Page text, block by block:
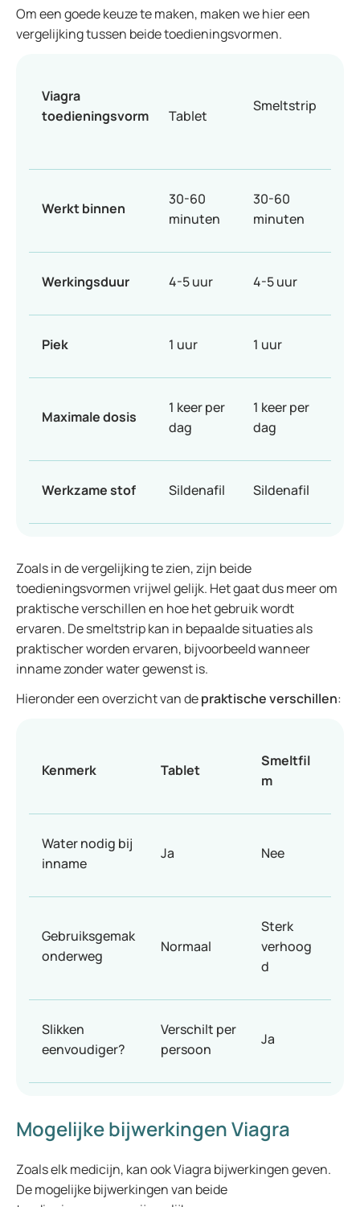
Om een goede keuze te maken, maken we hier een
vergelijking tussen beide toedieningsvormen.
Viagra
toedieningsvorm
Tablet
Smeltstrip
Werkt binnen
30-60
minuten
30-60
minuten
Werkingsduur 4-5 uur 4-5 uur
Piek 1 uur 1 uur
Maximale dosis
1 keer per
dag
1 keer per
dag
Werkzame stof Sildenafil Sildenafil
Zoals in de vergelijking te zien, zijn beide
toedieningsvormen vrijwel gelijk. Het gaat dus meer om
praktische verschillen en hoe het gebruik wordt
ervaren. De smeltstrip kan in bepaalde situaties als
praktischer worden ervaren, bijvoorbeeld wanneer
inname zonder water gewenst is.
Hieronder een overzicht van depraktische verschillen:
Kenmerk Tablet
Smeltfil
m
Water nodig bij
inname
Ja Nee
Gebruiksgemak
onderweg
Normaal
Sterk
verhoog
d
Slikken
eenvoudiger?
Verschilt per
persoon
Ja
Mogelijke bijwerkingen Viagra
Zoals elk medicijn, kan ook Viagra bijwerkingen geven.
De mogelijke bijwerkingen van beide